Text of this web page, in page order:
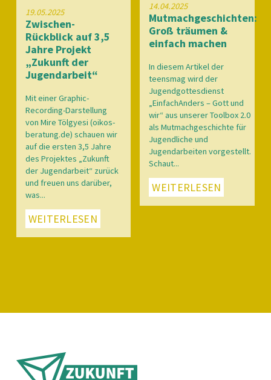
19.05.2025
Zwischen-
Rückblick auf 3,5
Jahre Projekt
„Zukunft der
Jugendarbeit“
Mit einer Graphic-
Recording-Darstellung
von Mire Tölgyesi (oikos-
beratung.de) schauen wir
auf die ersten 3,5 Jahre
des Projektes „Zukunft
der Jugendarbeit“ zurück
und freuen uns darüber,
was...
WEITERLESEN
14.04.2025
Mutmachgeschichten:
Groß träumen &
einfach machen
In diesem Artikel der
teensmag wird der
Jugendgottesdienst
„EinfachAnders – Gott und
wir“ aus unserer Toolbox 2.0
als Mutmachgeschichte für
Jugendliche und
Jugendarbeiten vorgestellt.
Schaut...
WEITERLESEN